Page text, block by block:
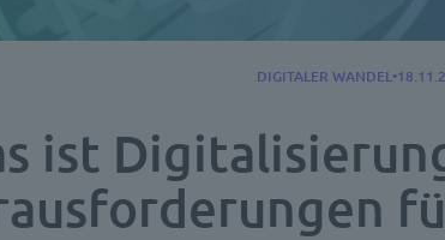
ist
DIGITALER WANDEL